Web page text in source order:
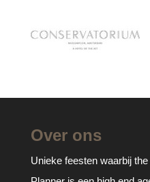
Over ons
Unieke feesten waarbij